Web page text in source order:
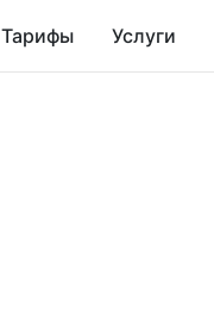
Тарифы Услуги